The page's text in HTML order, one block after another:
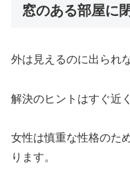
窓のある部屋に
外は見えるのに出られ
解決のヒントはすぐ近
女性は慎重な性格のた
ります。